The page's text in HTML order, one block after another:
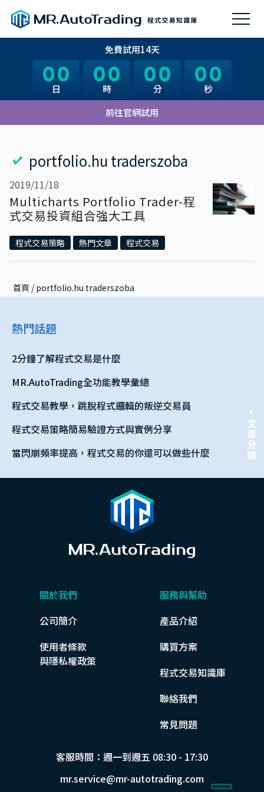
00
日 00
時 00
分 00
秒
前往官網試用
免費試用14天
00
日 00
時 00
分 00
秒
portfolio.hu traderszoba
2019/11/18
Multicharts Portfolio Trader-程
式交易投資組合強大工具
程式交易策略 熱門文章 程式交易
首頁 / portfolio.hu traderszoba
熱門話題
2分鐘了解程式交易是什麼
MR.AutoTrading全功能教學彙總
程式交易教學，跳脫程式邏輯的叛逆交易員
程式交易策略簡易驗證方式與實例分享
當閃崩頻率提高，程式交易的你還可以做些什麼
關於我們
公司簡介
使用者條款
與隱私權政策
服務與幫助
產品介紹
購買方案
程式交易知識庫
聯絡我們
常見問題
客服時間：週一到週五 08:30 - 17:30
mr.service@mr-autotrading.com
文章分類